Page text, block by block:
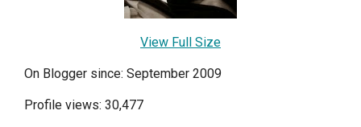
View Full Size
On Blogger since: September 2009
Profile views: 30,477